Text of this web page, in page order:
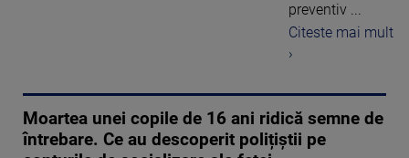
preventiv ...
Citeste mai mult
›
Moartea unei copile de 16 ani ridică semne de
întrebare. Ce au descoperit polițiștii pe